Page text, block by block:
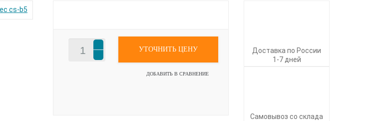
УТОЧНИТЬ ЦЕНУ
ДОБАВИТЬ В СРАВНЕНИЕ
Доставка по России
1-7 дней
Самовывоз со склада